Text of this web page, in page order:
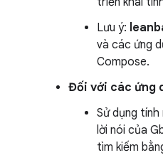
Lưu ý:
và các ứng
Compose.
Đối với các ứng
Sử dụng tính
lời nói của
tìm kiếm